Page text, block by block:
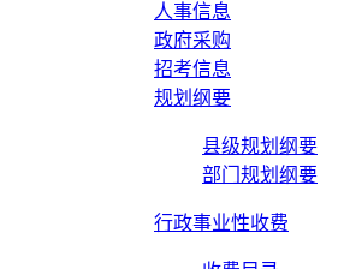
人事信息
政府采购
招考信息
规划纲要
县级规划纲要
部门规划纲要
行政事业性收费